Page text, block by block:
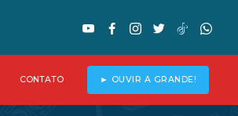
CONTATO ► OUVIR A GRANDE!